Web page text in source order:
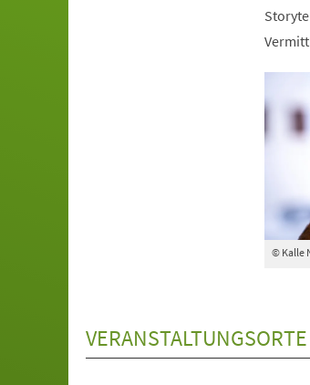
© Kalle
VERANSTALTUNGSORTE